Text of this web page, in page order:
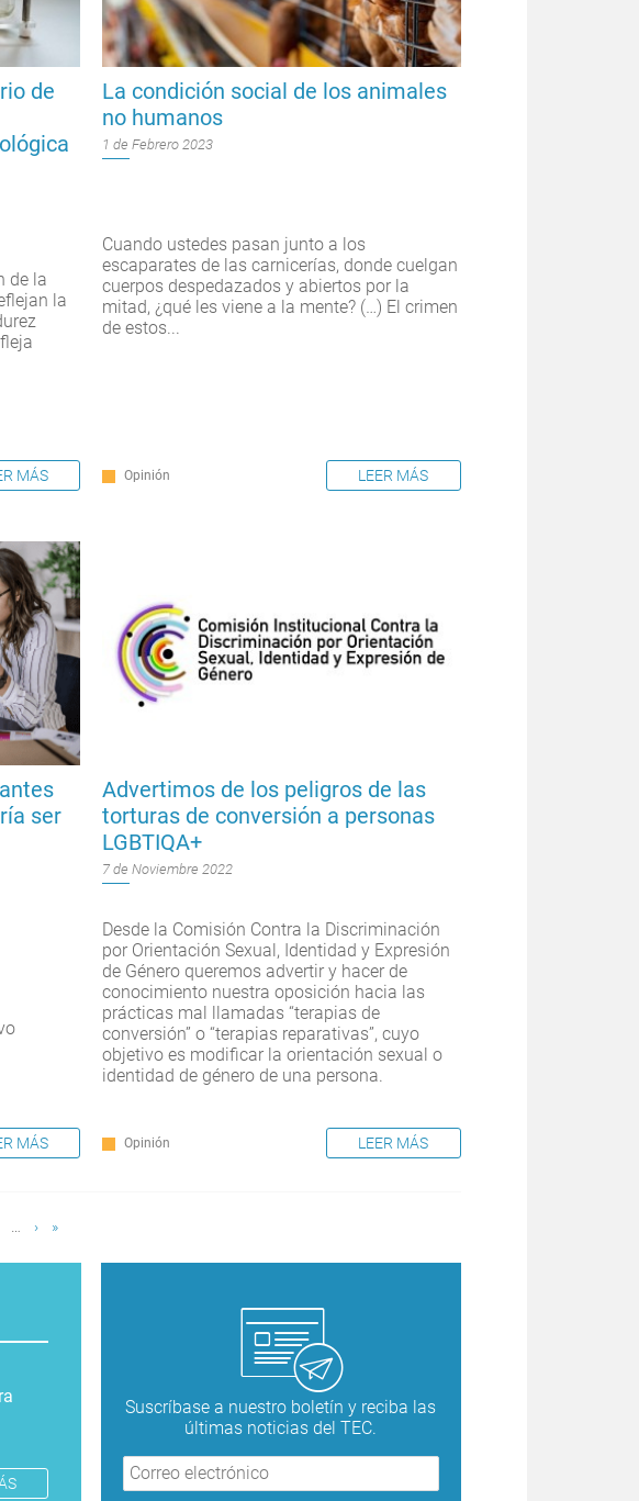
de
de la
la
MÁS
La condición social de los animales
no humanos
1 de Febrero 2023
Cuando ustedes pasan junto a los
escaparates de las carnicerías, donde cuelgan
cuerpos despedazados y abiertos por la
mitad, ¿qué les viene a la mente? (…) El crimen
de estos...
Opinión LEER MÁS
ser
MÁS
Advertimos de los peligros de las
torturas de conversión a personas
LGBTIQA+
7 de Noviembre 2022
Desde la Comisión Contra la Discriminación
por Orientación Sexual, Identidad y Expresión
de Género queremos advertir y hacer de
conocimiento nuestra oposición hacia las
prácticas mal llamadas “terapias de
conversión” o “terapias reparativas”, cuyo
objetivo es modificar la orientación sexual o
identidad de género de una persona.
Opinión LEER MÁS
… › »
Suscríbase a nuestro boletín y reciba las
últimas noticias del TEC.